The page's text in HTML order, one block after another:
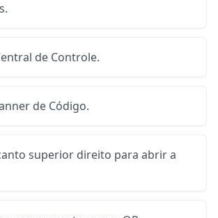
de Controle.
de Código.
superior direito para abrir a